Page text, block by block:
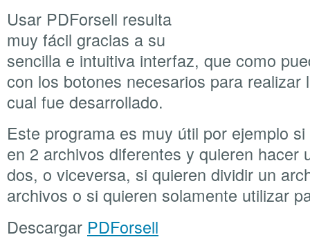
Usar PDForsell resulta
muy fácil gracias a su
sencilla e intuitiva interfaz, que como
con los botones necesarios para realizar
cual fue desarrollado.
Este programa es muy útil por ejemplo
en 2 archivos diferentes y quieren hacer
dos, o viceversa, si quieren dividir un
archivos o si quieren solamente utilizar
Descargar PDForsell